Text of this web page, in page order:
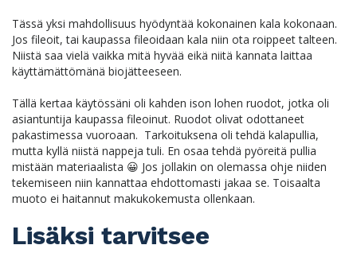
Tässä yksi mahdollisuus hyödyntää kokonainen kala kokonaan.
Jos fileoit, tai kaupassa fileoidaan kala niin ota roippeet talteen.
Niistä saa vielä vaikka mitä hyvää eikä niitä kannata laittaa
käyttämättömänä biojätteeseen.
Tällä kertaa käytössäni oli kahden ison lohen ruodot, jotka oli
asiantuntija kaupassa fileoinut. Ruodot olivat odottaneet
pakastimessa vuoroaan. Tarkoituksena oli tehdä kalapullia,
mutta kyllä niistä nappeja tuli. En osaa tehdä pyöreitä pullia
mistään materiaalista 😀 Jos jollakin on olemassa ohje niiden
tekemiseen niin kannattaa ehdottomasti jakaa se. Toisaalta
muoto ei haitannut makukokemusta ollenkaan.
Lisäksi tarvitsee